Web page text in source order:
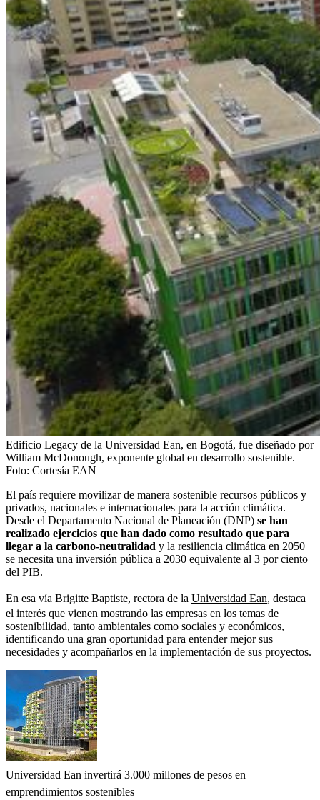
Edificio Legacy de la Universidad Ean, en Bogotá, fue diseñado por
William McDonough, exponente global en desarrollo sostenible.
Foto: Cortesía EAN
El país requiere movilizar de manera sostenible recursos públicos y
privados, nacionales e internacionales para la acción climática.
Desde el Departamento Nacional de Planeación (DNP) se han
realizado ejercicios que han dado como resultado que para
llegar a la carbono-neutralidad y la resiliencia climática en 2050
se necesita una inversión pública a 2030 equivalente al 3 por ciento
del PIB.
En esa vía Brigitte Baptiste, rectora de la Universidad Ean, destaca
el interés que vienen mostrando las empresas en los temas de
sostenibilidad, tanto ambientales como sociales y económicos,
identificando una gran oportunidad para entender mejor sus
necesidades y acompañarlos en la implementación de sus proyectos.
Universidad Ean invertirá 3.000 millones de pesos en
emprendimientos sostenibles